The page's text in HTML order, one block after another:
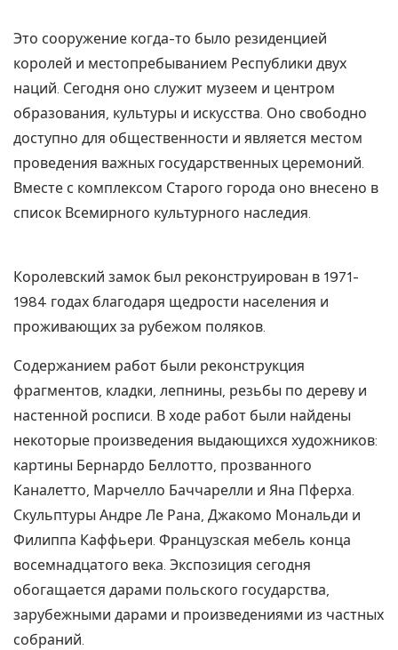
Это сооружение когда-то было резиденцией
королей и местопребыванием Республики двух
наций. Сегодня оно служит музеем и центром
образования, культуры и искусства. Оно свободно
доступно для общественности и является местом
проведения важных государственных церемоний.
Вместе с комплексом Старого города оно внесено в
список Всемирного культурного наследия.
Королевский замок был реконструирован в 1971-
1984 годах благодаря щедрости населения и
проживающих за рубежом поляков.
Содержанием работ были реконструкция
фрагментов, кладки, лепнины, резьбы по дереву и
настенной росписи. В ходе работ были найдены
некоторые произведения выдающихся художников:
картины Бернардо Беллотто, прозванного
Каналетто, Марчелло Баччарелли и Яна Пферха.
Скульптуры Андре Ле Рана, Джакомо Мональди и
Филиппа Каффьери. Французская мебель конца
восемнадцатого века. Экспозиция сегодня
обогащается дарами польского государства,
зарубежными дарами и произведениями из частных
собраний.